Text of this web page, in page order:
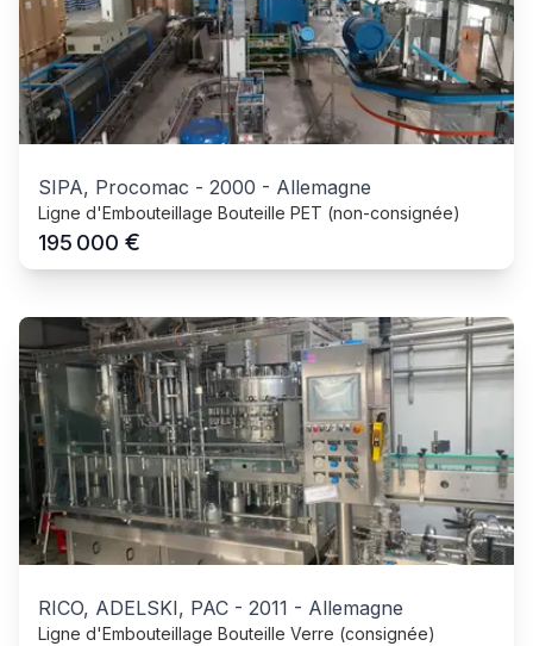
SIPA, Procomac - 2000 - Allemagne
Ligne d'Embouteillage Bouteille PET (non-consignée)
195 000 €
RICO, ADELSKI, PAC - 2011 - Allemagne
Ligne d'Embouteillage Bouteille Verre (consignée)